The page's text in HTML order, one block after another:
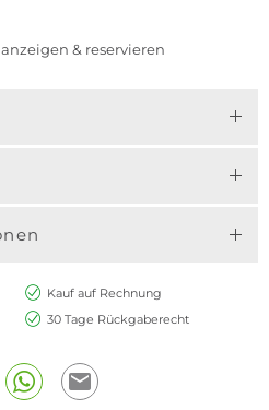
& reservieren
Kauf auf Rechnung
30 Tage Rückgaberecht